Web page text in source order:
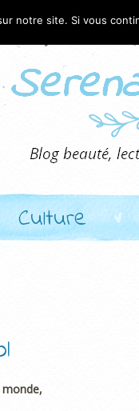
Culture
notre site. Si vous